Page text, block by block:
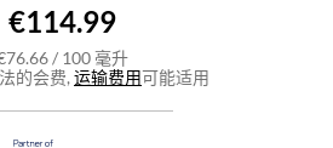
€114.99
/ 100 毫升
的会费, 运输费用可能适用